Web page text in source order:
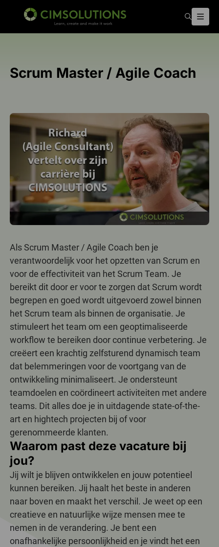
Zoeken
Scrum Master / Agile Coach
Als Scrum Master / Agile Coach ben je
verantwoordelijk voor het opzetten van Scrum en
voor de effectiviteit van het Scrum Team. Je
bereikt dit door er voor te zorgen dat Scrum wordt
begrepen en goed wordt uitgevoerd zowel binnen
het Scrum team als binnen de organisatie. Je
stimuleert het team om een geoptimaliseerde
workflow te bereiken door continue verbetering. Je
creëert een krachtig zelfsturend dynamisch team
dat belemmeringen voor de voortgang van de
ontwikkeling minimaliseert. Je ondersteunt
teamdoelen en coördineert activiteiten met andere
teams. Dit alles doe je in uitdagende state-of-the-
art en hightech projecten bij of voor
gerenommeerde klanten.
Waarom past deze vacature bij
jou?
Jij wilt je blijven ontwikkelen en jouw potentieel
kunnen bereiken. Jij haalt het beste in anderen
naar boven en maakt het verschil. Je weet op een
creatieve en natuurlijke wijze mensen mee te
nemen in de verandering. Je bent een
onafhankelijke persoonlijkheid en je vindt het een